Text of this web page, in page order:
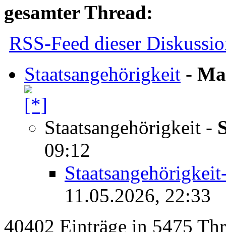
gesamter Thread:
RSS-Feed dieser
Staatsangehörigkeit -
Staatsangehörigkeit -
09:12
11.05.2026, 22:33
40402 Einträge in 5475